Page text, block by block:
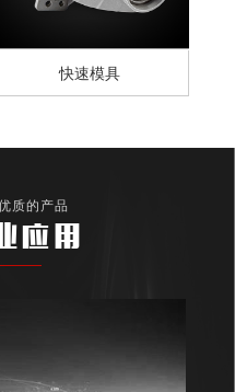
快速模具
质的产品
应用